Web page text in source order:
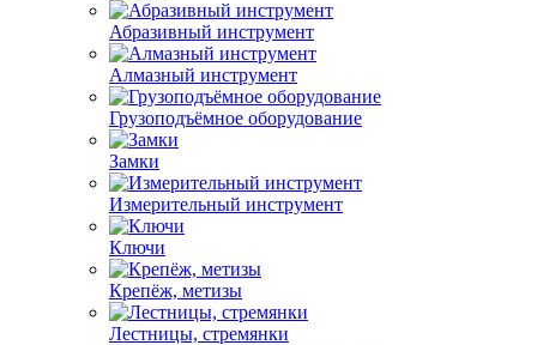
Абразивный инструмент
Алмазный инструмент
Грузоподъёмное оборудование
Замки
Измерительный инструмент
Ключи
Крепёж, метизы
Лестницы, стремянки